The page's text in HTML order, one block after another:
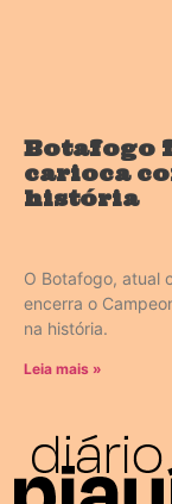
Botafogo
carioca
história
O Botafogo, atual
encerra o
na história.
Leia mais »